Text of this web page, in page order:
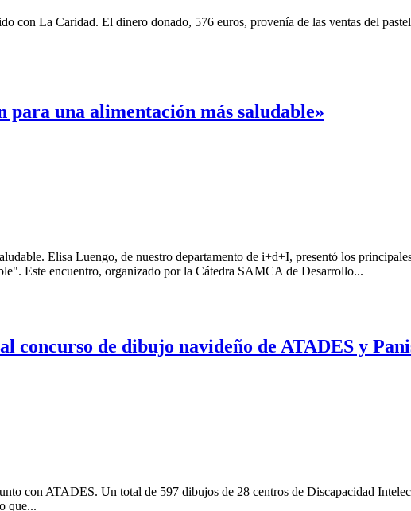
con La Caridad. El dinero donado, 576 euros, provenía de las ventas del
una alimentación más saludable»
Elisa Luengo, de nuestro departamento de i+d+I, presentó los
Este encuentro, organizado por la Cátedra SAMCA de Desarrollo...
concurso de dibujo navideño de ATADES y
con ATADES. Un total de 597 dibujos de 28 centros de Discapacidad
que...